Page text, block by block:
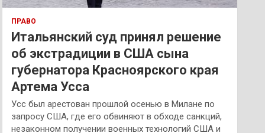
ПРАВО
Итальянский суд принял решение
об экстрадиции в США сына
губернатора Красноярского края
Артема Усса
Усс был арестован прошлой осенью в Милане по
запросу США, где его обвиняют в обходе санкций,
незаконном получении военных технологий США и